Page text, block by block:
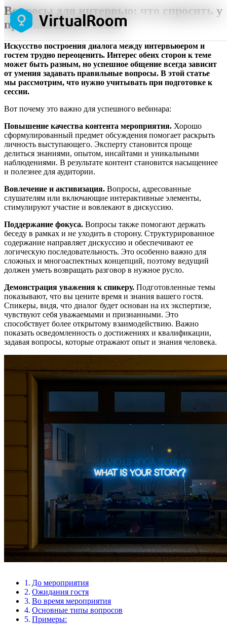
Вопросы для интервью: что спросить у
приглашенного гостя
Искусство построения диалога между интервьюером и
гостем трудно переоценить. Интерес обеих сторон к теме
может быть разным, но успешное общение всегда зависит
от умения задавать правильные вопросы. В этой статье
мы рассмотрим, что нужно учитывать при подготовке к
сессии.
Вот почему это важно для успешного вебинара:
Повышение качества контента мероприятия. Хорошо
сформулированный предмет обсуждения помогает раскрыть
личность выступающего. Эксперту становится проще
делиться знаниями, опытом, инсайтами и уникальными
наблюдениями. В результате контент становится насыщеннее
и полезнее для аудитории.
Вовлечение и активизация. Вопросы, адресованные
слушателям или включающие интерактивные элементы,
стимулируют участие и вовлекают в дискуссию.
Поддержание фокуса. Вопросы также помогают держать
беседу в рамках и не уходить в сторону. Структурированное
содержание направляет дискуссию и обеспечивают ее
логическую последовательность. Это особенно важно для
сложных и многоаспектных концепций, поэтому ведущий
должен уметь возвращать разговор в нужное русло.
Демонстрация уважения к спикеру. Подготовленные темы
показывают, что вы цените время и знания вашего гостя.
Спикеры, видя, что диалог будет основан на их экспертизе,
чувствуют себя уважаемыми и признанными. Это
способствует более открытому взаимодействию. Важно
показать осведомленность о достижениях и квалификации,
задавая вопросы, которые отражают опыт и знания человека.
До мероприятия
Ожидания гостя
Во время мероприятия
Основные типы вопросов
Примеры: